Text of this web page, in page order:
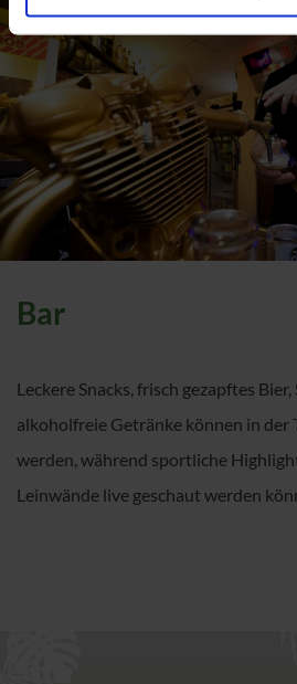
Bar
Leckere Snacks, frisch gezapftes
alkoholfreie Getränke können in der
werden, während sportliche
Leinwände live geschaut werden